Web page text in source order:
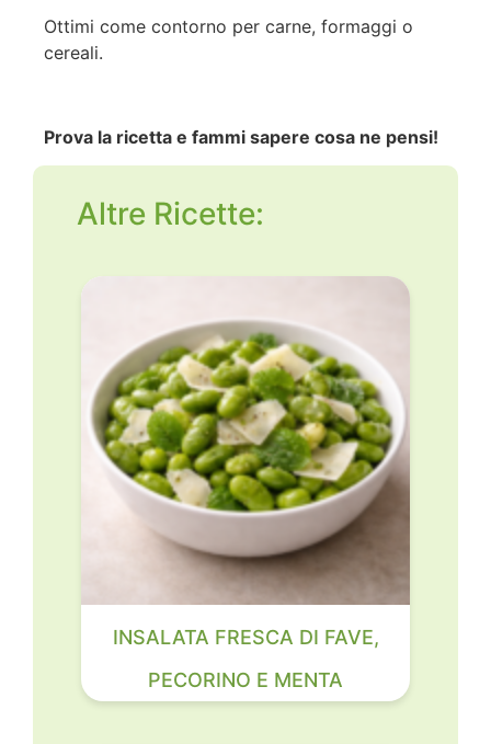
Ottimi come contorno per carne, formaggi o
cereali.
Prova la ricetta e fammi sapere cosa ne pensi!
Altre Ricette:
INSALATA FRESCA DI FAVE,
PECORINO E MENTA